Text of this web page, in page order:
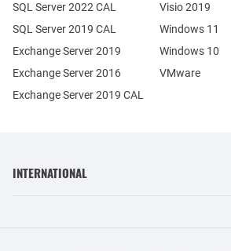
Exchange Server 2019
Exchange Server 2016
SQL Server 2022 CAL
SQL Server 2019 CAL
Exchange Server 2019 CAL
Visio 2019
Windows 11
Windows 10
VMware
INTERNATIONAL